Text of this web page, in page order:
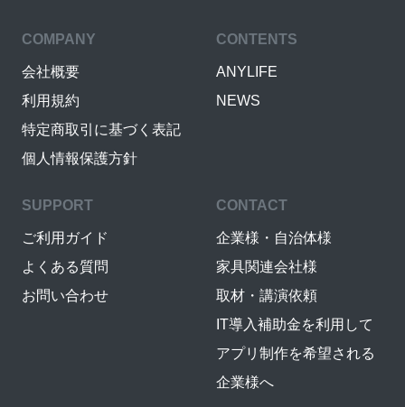
COMPANY
会社概要
利用規約
特定商取引に基づく表記
個人情報保護方針
CONTENTS
ANYLIFE
NEWS
SUPPORT
ご利用ガイド
よくある質問
お問い合わせ
CONTACT
企業様・自治体様
家具関連会社様
取材・講演依頼
IT導入補助金を利用して
アプリ制作を希望される
企業様へ